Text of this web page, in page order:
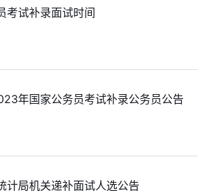
考试补录面试时间
年国家公务员考试补录公务员公告
计局机关递补面试人选公告